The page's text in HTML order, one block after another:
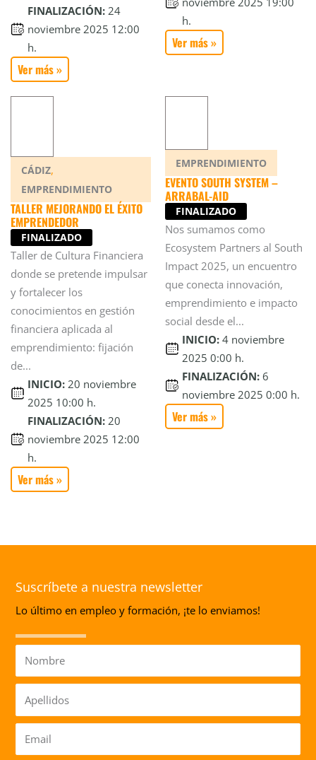
FINALIZACIÓN: 24
noviembre 2025 12:00
h.
Ver más »
h.
Ver más »
CÁDIZ,
EMPRENDIMIENTO
TALLER MEJORANDO EL ÉXITO
EMPRENDEDOR
FINALIZADO
Taller de Cultura Financiera
donde se pretende impulsar
y fortalecer los
conocimientos en gestión
financiera aplicada al
emprendimiento: fijación
de...
INICIO: 20 noviembre
2025 10:00 h.
FINALIZACIÓN: 20
noviembre 2025 12:00
h.
Ver más »
EMPRENDIMIENTO
EVENTO SOUTH SYSTEM –
ARRABAL-AID
FINALIZADO
Nos sumamos como
Ecosystem Partners al South
Impact 2025, un encuentro
que conecta innovación,
emprendimiento e impacto
social desde el...
INICIO: 4 noviembre
2025 0:00 h.
FINALIZACIÓN: 6
noviembre 2025 0:00 h.
Ver más »
Suscríbete a nuestra newsletter
Lo último en empleo y formación, ¡te lo enviamos!
Nombre
Apellidos